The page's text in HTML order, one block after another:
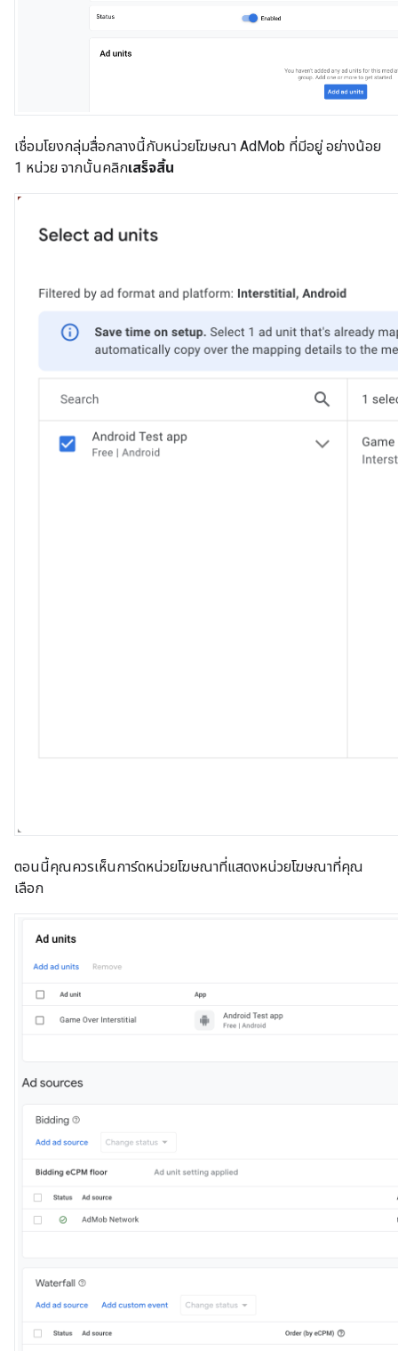
เชื่อมโยงกลุ่มสื่อกลางนี้กับหน่วยโฆษณา AdMob ที่มีอยู่ อย่างน้อย
1 หน่วย จากนั้นคลิกเสร็จสิ้น
ตอนนี้คุณควรเห็นการ์ดหน่วยโฆษณาที่แสดงหน่วยโฆษณาที่คุณ
เลือก